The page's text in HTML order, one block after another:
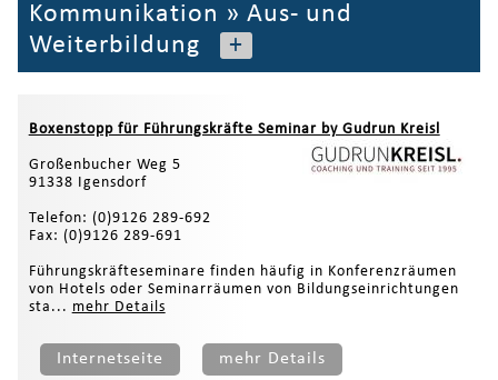
Kommunikation » Aus- und
Weiterbildung
+
Boxenstopp für Führungskräfte Seminar by Gudrun Kreisl
Großenbucher Weg 5
91338 Igensdorf
Telefon: (0)9126 289-692
Fax: (0)9126 289-691
Führungskräfteseminare finden häufig in Konferenzräumen
von Hotels oder Seminarräumen von Bildungseinrichtungen
sta... mehr Details
Internetseite mehr Details